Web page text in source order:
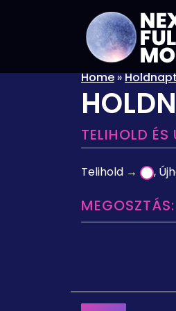
Home»
TELIHOLD
Telihold → ,
MEGOSZTÁS: